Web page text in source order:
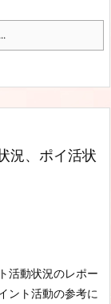
況、ポイ活状
活動状況のレポー
ント活動の参考に